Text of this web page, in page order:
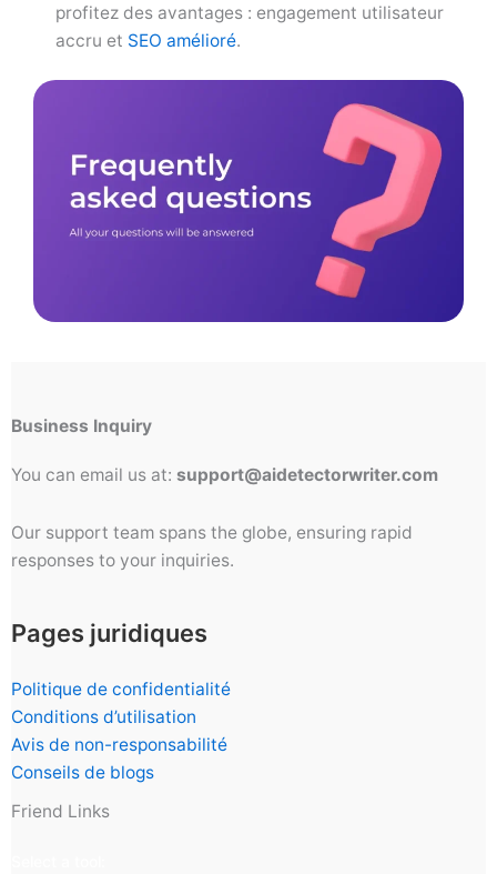
profitez des avantages : engagement utilisateur
accru et SEO amélioré.
Business Inquiry
You can email us at: support@aidetectorwriter.com
Our support team spans the globe, ensuring rapid
responses to your inquiries.
Pages juridiques
Politique de confidentialité
Conditions d’utilisation
Avis de non-responsabilité
Conseils de blogs
Friend Links